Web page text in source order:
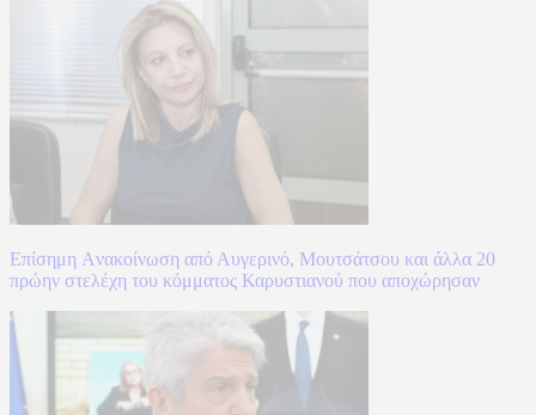
Επίσημη Aνακοίνωση από Αυγερινό, Μουτσάτσου και άλλα 20
πρώην στελέχη του κόμματος Καρυστιανού που αποχώρησαν